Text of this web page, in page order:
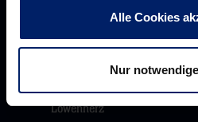
Alle Cookies
Nur
öffnen,
klicken
Löwenherz